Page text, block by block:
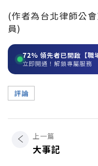
(作者為台北律師公
員)
72% 領先者已開啟【職
立即開通！解鎖專屬服務
評論
上一篇
大事記